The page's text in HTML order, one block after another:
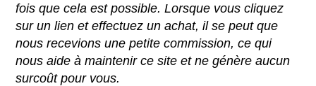
fois que cela est possible. Lorsque vous cliquez
sur un lien et effectuez un achat, il se peut que
nous recevions une petite commission, ce qui
nous aide à maintenir ce site et ne génère aucun
surcoût pour vous.